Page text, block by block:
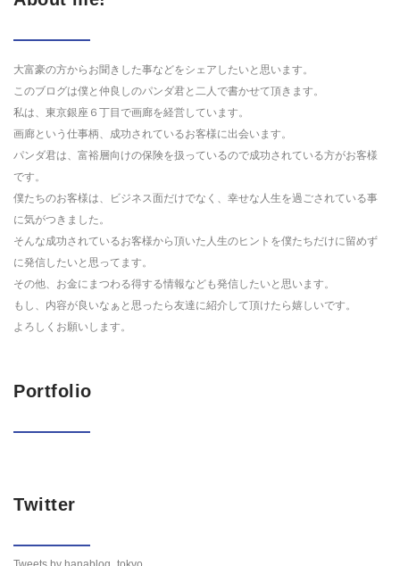
大富豪の方からお聞きした事などをシェアしたいと思います。
このブログは僕と仲良しのパンダ君と二人で書かせて頂きます。
私は、東京銀座６丁目で画廊を経営しています。
画廊という仕事柄、成功されているお客様に出会います。
パンダ君は、富裕層向けの保険を扱っているので成功されている方がお客様
です。
僕たちのお客様は、ビジネス面だけでなく、幸せな人生を過ごされている事
に気がつきました。
そんな成功されているお客様から頂いた人生のヒントを僕たちだけに留めず
に発信したいと思ってます。
その他、お金にまつわる得する情報なども発信したいと思います。
もし、内容が良いなぁと思ったら友達に紹介して頂けたら嬉しいです。
よろしくお願いします。
Portfolio
Twitter